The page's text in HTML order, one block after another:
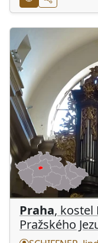
Praha, kostel
Pražského